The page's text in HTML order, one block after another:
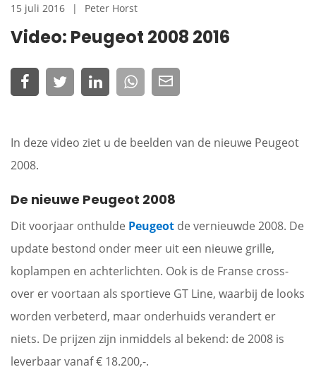
Video: Peugeot 2008 2016
15 juli 2016 Peter Horst
In deze video ziet u de beelden van de nieuwe Peugeot
2008.
De nieuwe Peugeot 2008
Dit voorjaar onthulde Peugeot de vernieuwde 2008. De
update bestond onder meer uit een nieuwe grille,
koplampen en achterlichten. Ook is de Franse cross-
over er voortaan als sportieve GT Line, waarbij de looks
worden verbeterd, maar onderhuids verandert er
niets. De prijzen zijn inmiddels al bekend: de 2008 is
leverbaar vanaf € 18.200,-.